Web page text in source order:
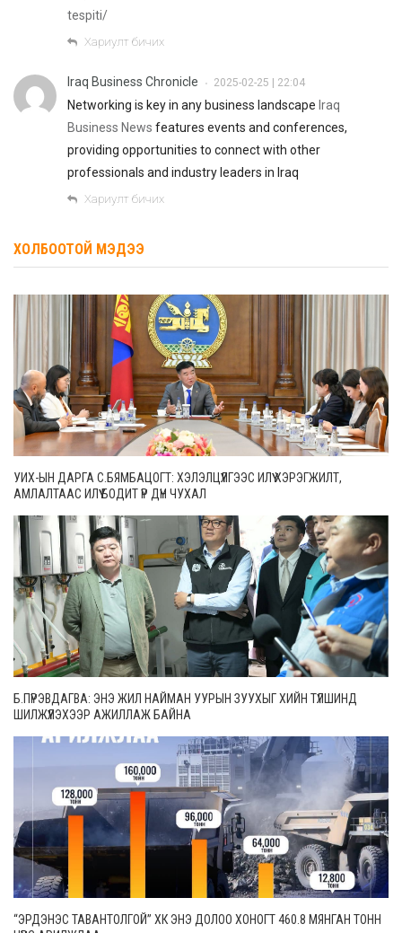
tespiti/
Хариулт бичих
Iraq Business Chronicle • 2025-02-25 | 22:04
Networking is key in any business landscape Iraq
Business News features events and conferences,
providing opportunities to connect with other
professionals and industry leaders in Iraq
Хариулт бичих
ХОЛБООТОЙ МЭДЭЭ
УИХ-ЫН ДАРГА С.БЯМБАЦОГТ: ХЭЛЭЛЦҮҮЛГЭЭС ИЛҮҮ ХЭРЭГЖИЛТ,
АМЛАЛТААС ИЛҮҮ БОДИТ ҮР ДҮН ЧУХАЛ
Б.ПҮРЭВДАГВА: ЭНЭ ЖИЛ НАЙМАН УУРЫН ЗУУХЫГ ХИЙН ТҮЛШИНД
ШИЛЖҮҮЛЭХЭЭР АЖИЛЛАЖ БАЙНА
“ЭРДЭНЭС ТАВАНТОЛГОЙ” ХК ЭНЭ ДОЛОО ХОНОГТ 460.8 МЯНГАН ТОНН